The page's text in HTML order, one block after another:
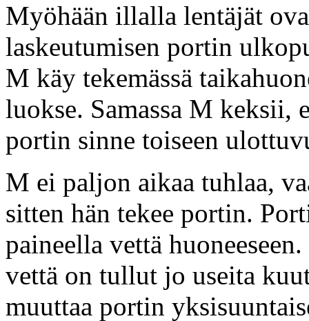
Myöhään illalla lentäjät
laskeutumisen portin
M käy tekemässä
luokse. Samassa M keksii,
portin sinne toiseen
M ei paljon aikaa tuhlaa,
sitten hän tekee portin.
paineella vettä
vettä on tullut jo useita
muuttaa portin